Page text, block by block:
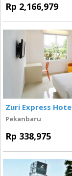
Rp 2,166,979
Zuri Express
Pekanbaru
Rp 338,975